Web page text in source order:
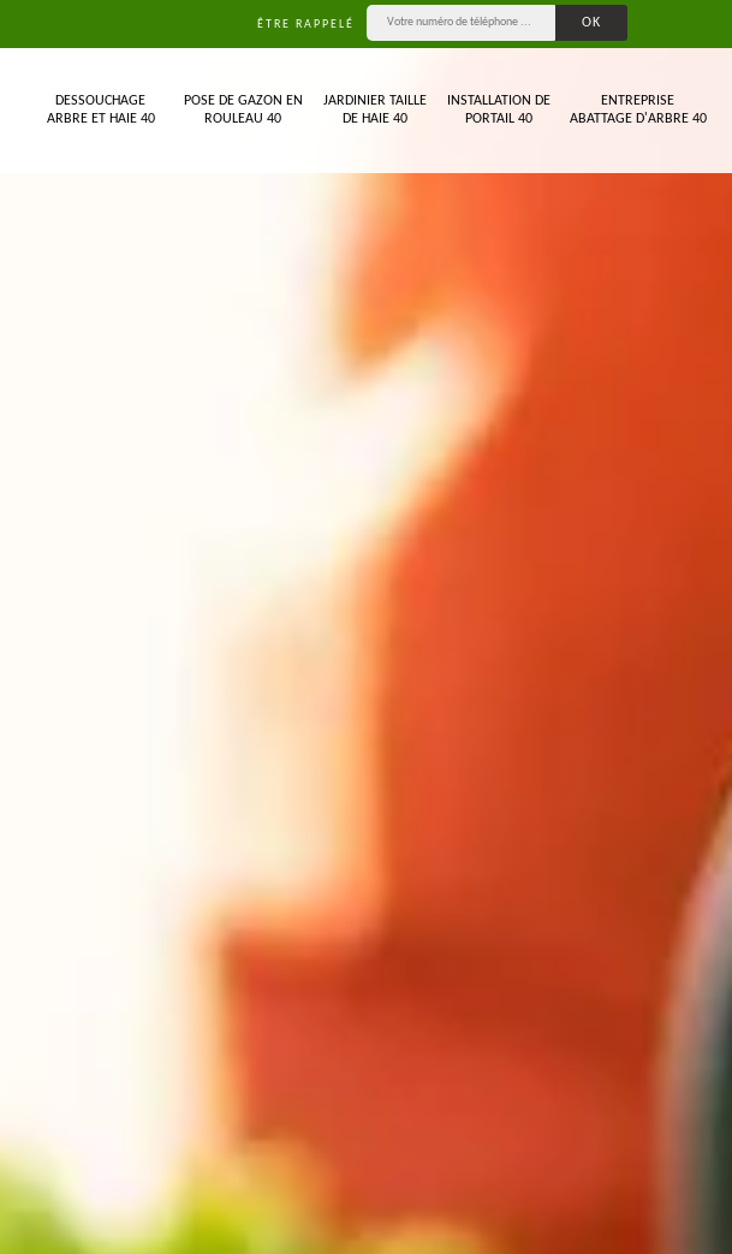
ÊTRE RAPPELÉ
DESSOUCHAGE
ARBRE ET HAIE 40
POSE DE GAZON EN
ROULEAU 40
JARDINIER TAILLE
DE HAIE 40
INSTALLATION DE
PORTAIL 40
ENTREPRISE
ABATTAGE D'ARBRE 40